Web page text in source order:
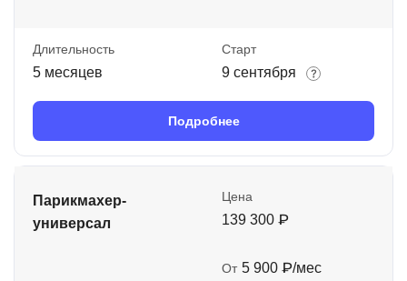
Длительность
5 месяцев
Старт
9 сентября
Подробнее
Парикмахер-
универсал
Цена
139 300 ₽
От 5 900 ₽/мес